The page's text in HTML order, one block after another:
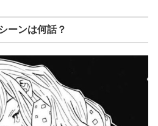
ーンは何話？